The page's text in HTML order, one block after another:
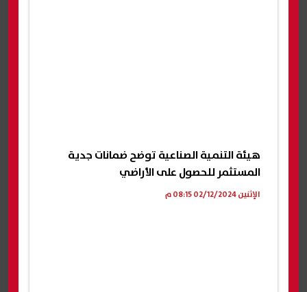
هيئة التنمية الصناعية توضح ضمانات جدية
المستثمر للحصول على الأراضي
الإثنين 02/12/2024 08:15 م